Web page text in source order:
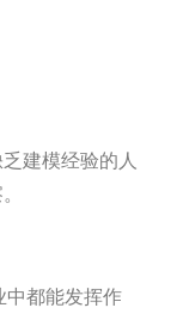
建模经验的人
中都能发挥作